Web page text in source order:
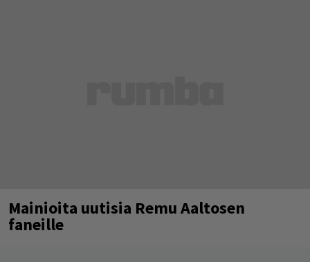
Mainioita uutisia Remu Aaltosen
faneille